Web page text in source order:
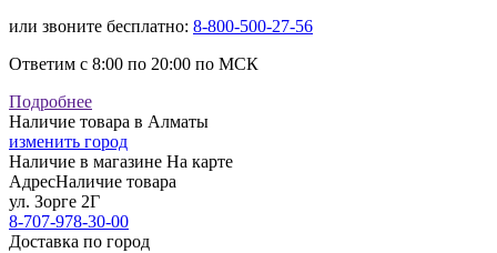
или звоните бесплатно: 8-800-500-27-56
Ответим с 8:00 по 20:00 по МСК
Подробнее
Наличие товара в Алматы
изменить город
Наличие в магазине На карте
АдресНаличие товара
ул. Зорге 2Г
8-707-978-30-00
Доставка по город